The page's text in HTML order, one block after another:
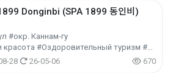
Donginbi (SPA 1899 동인비)
#окр. Каннам-гу
#Спа и красота #Оздоровительный туризм #Экспериментальный туризм
28
26-05-06 670